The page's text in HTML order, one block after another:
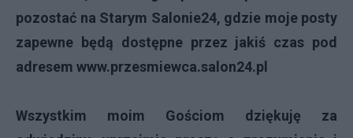
pozostać na Starym Salonie24, gdzie moje posty
zapewne będą dostępne przez jakiś czas pod
adresem www.przesmiewca.salon24.pl
Wszystkim moim Gościom dziękuję za